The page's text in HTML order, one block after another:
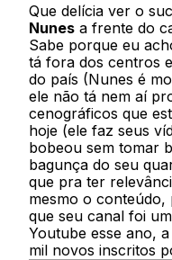
Que delícia ver o
Nunes a frente do
Sabe porque eu
tá fora dos centros
do país (Nunes é
ele não tá nem aí
cenográficos que
hoje (ele faz seus
bobeou sem tomar
bagunça do seu
que pra ter
mesmo o conteúdo,
que seu canal foi
Youtube esse ano,
mil novos inscritos